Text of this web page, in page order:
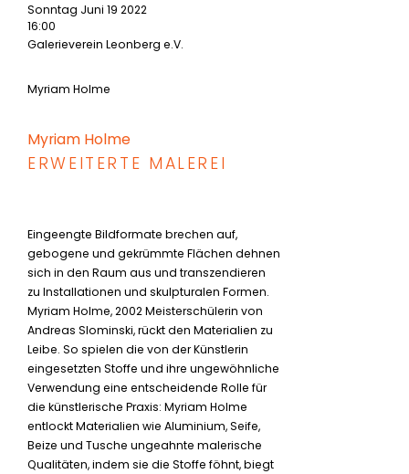
Myriam Holme
ERWEITERTE MALEREI
Eingeengte Bildformate brechen auf,
gebogene und gekrümmte Flächen dehnen
sich in den Raum aus und transzendieren
zu Installationen und skulpturalen Formen.
Myriam Holme, 2002 Meisterschülerin von
Andreas Slominski, rückt den Materialien zu
Leibe. So spielen die von der Künstlerin
eingesetzten Stoffe und ihre ungewöhnliche
Verwendung eine entscheidende Rolle für
die künstlerische Praxis: Myriam Holme
entlockt Materialien wie Aluminium, Seife,
Beize und Tusche ungeahnte malerische
Qualitäten, indem sie die Stoffe föhnt, biegt
Sonntag Juni 19 2022
16:00
Galerieverein Leonberg e.V.
Myriam Holme